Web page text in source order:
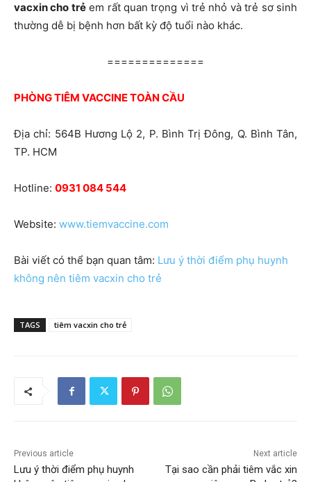
vacxin cho trẻem rất quan trọng vì trẻ nhỏ và trẻ sơ sinh
thường dễ bị bệnh hơn bất kỳ độ tuổi nào khác.
==============
PHÒNG TIÊM VACCINE TOÀN CẦU
Địa chỉ: 564B Hương Lộ 2, P. Bình Trị Đông, Q. Bình Tân,
TP. HCM
Hotline: 0931 084 544
Website: www.tiemvaccine.com
Bài viết có thể bạn quan tâm: Lưu ý thời điểm phụ huynh
không nên tiêm vacxin cho trẻ
TAGS tiêm vacxin cho trẻ
Previous article
Lưu ý thời điểm phụ huynh
Next article
Tại sao cần phải tiêm vắc xin